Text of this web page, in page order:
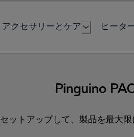
アクセサリーとケア ヒータ
Pinguino
セットアップして、製品を最大